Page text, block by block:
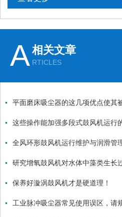
A相关文章
RTICLES
保养好漩涡鼓风机才是硬道理！